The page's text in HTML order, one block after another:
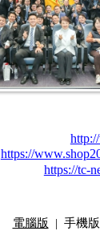
https://
https://tc-
電腦版 | 手機版